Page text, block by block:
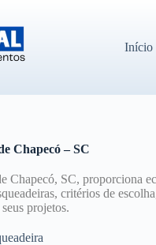
Início
Chapecó – SC
Chapecó, SC, proporciona
critérios de
projetos.